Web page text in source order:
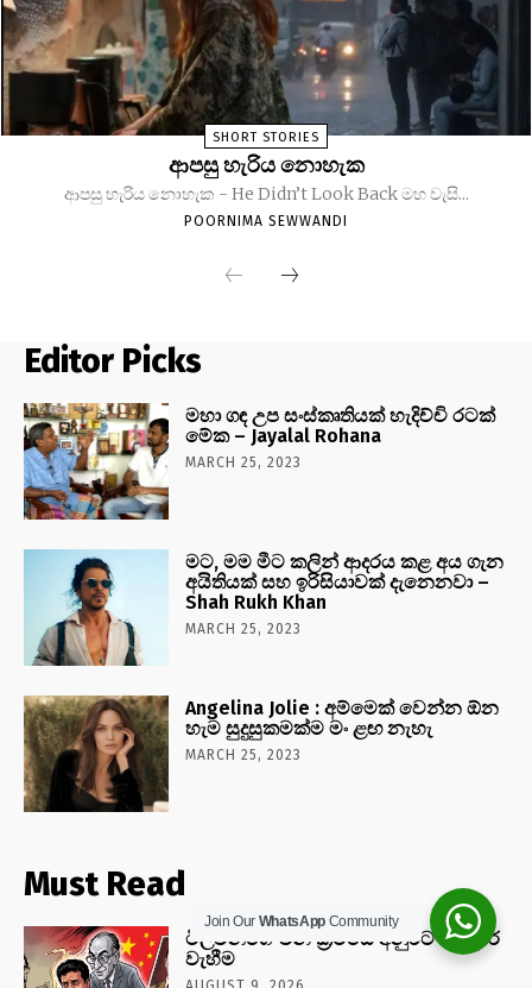
SHORT STORIES
ආපසු හැරිය නොහැක
ආපසු හැරිය නොහැක - He Didn’t Look Back මහ වැසි...
POORNIMA SEWWANDI
Editor Picks
මහා ගඳ උප සංස්කෘතියක් හැදිච්චි රටක්
මේක – Jayalal Rohana
MARCH 25, 2023
මට, මම මීට කලින් ආදරය කළ අය ගැන
අයිතියක් සහ ඉරිසියාවක් දැනෙනවා –
Shah Rukh Khan
MARCH 25, 2023
Angelina Jolie : අම්මෙක් වෙන්න ඕන
හැම සුදුසුකමක්ම මං ළඟ නැහැ
MARCH 25, 2023
Must Read
ටිල්වින්ගේ චීන ක්‍රමයේ අනුරට ජේ.ආර්
වැහීම
Join Our WhatsAppCommunity